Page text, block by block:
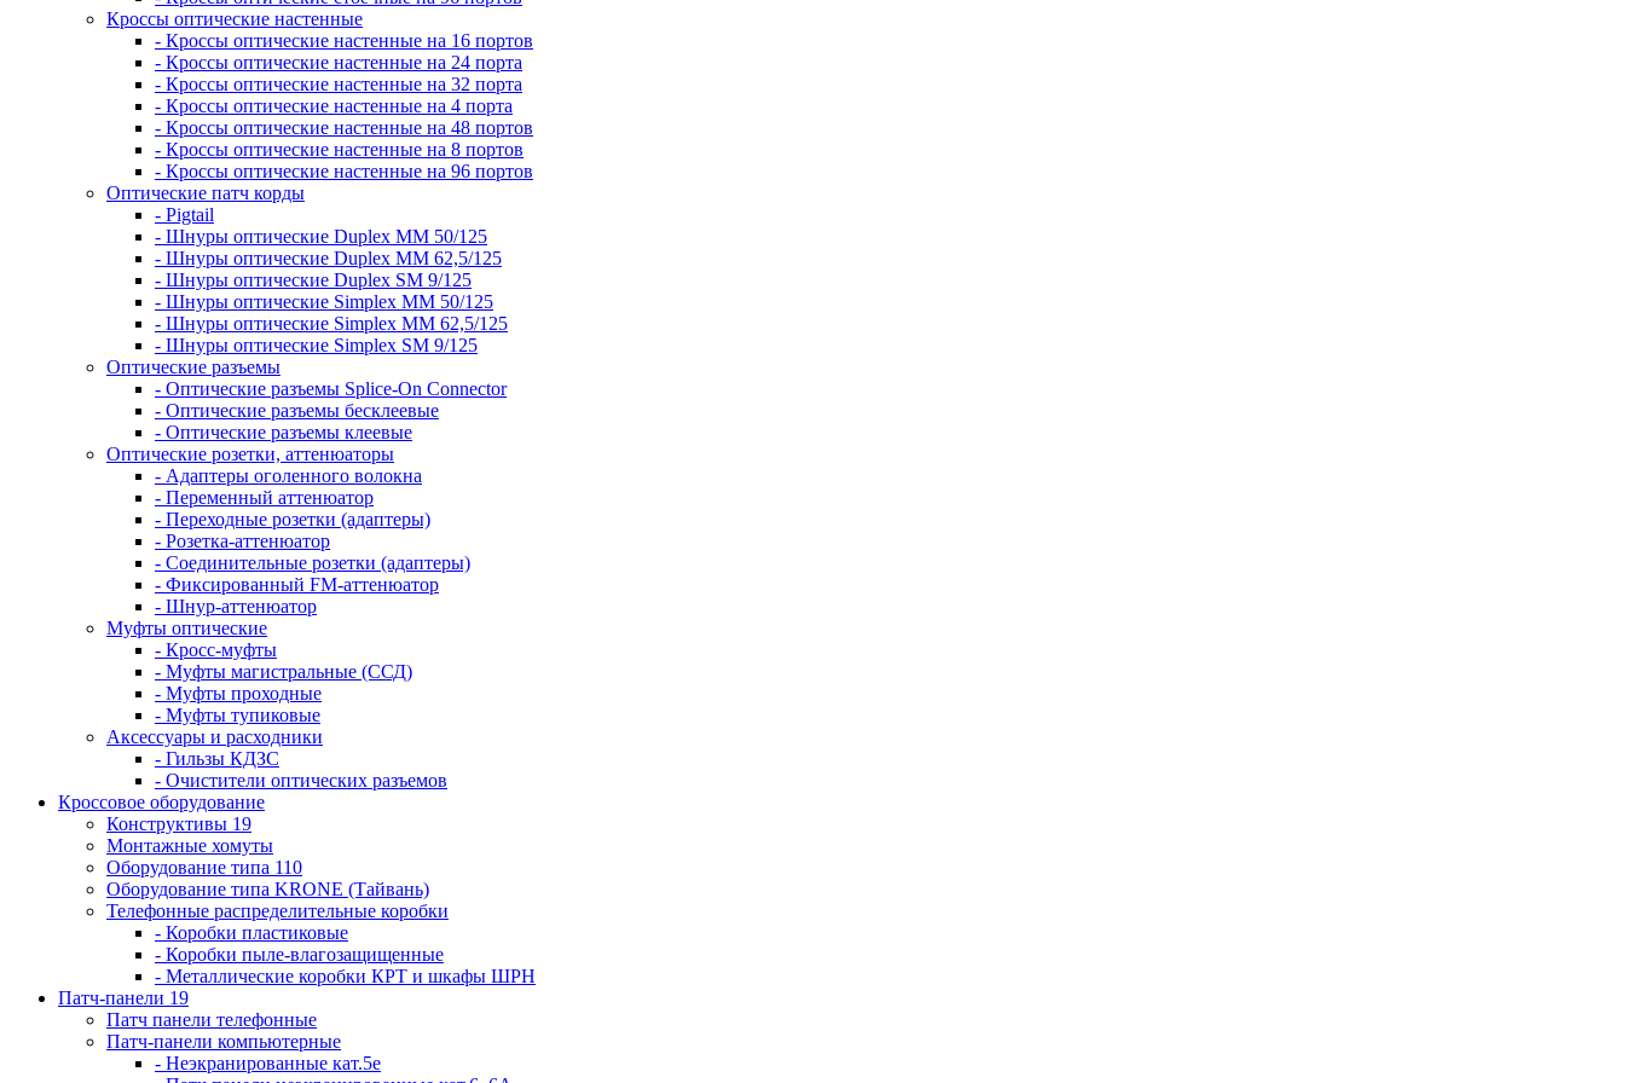
Кроссы оптические настенные
- Кроссы оптические настенные на 16 портов
- Кроссы оптические настенные на 24 порта
- Кроссы оптические настенные на 32 порта
- Кроссы оптические настенные на 4 порта
- Кроссы оптические настенные на 48 портов
- Кроссы оптические настенные на 8 портов
- Кроссы оптические настенные на 96 портов
Оптические патч корды
- Pigtail
- Шнуры оптические Duplex MM 50/125
- Шнуры оптические Duplex MM 62,5/125
- Шнуры оптические Duplex SM 9/125
- Шнуры оптические Simplex MM 50/125
- Шнуры оптические Simplex MM 62,5/125
- Шнуры оптические Simplex SM 9/125
Оптические разъемы
- Оптические разъемы Splice-On Connector
- Оптические разъемы бесклеевые
- Оптические разъемы клеевые
Оптические розетки, аттенюаторы
- Адаптеры оголенного волокна
- Переменный аттенюатор
- Переходные розетки (адаптеры)
- Розетка-аттенюатор
- Соединительные розетки (адаптеры)
- Фиксированный FM-аттенюатор
- Шнур-аттенюатор
Муфты оптические
- Кросс-муфты
- Муфты магистральные (ССД)
- Муфты проходные
- Муфты тупиковые
Аксессуары и расходники
- Гильзы КДЗС
- Очистители оптических разъемов
Кроссовое оборудование
Конструктивы 19
Монтажные хомуты
Оборудование типа 110
Оборудование типа KRONE (Тайвань)
Телефонные распределительные коробки
- Коробки пластиковые
- Коробки пыле-влагозащищенные
- Металлические коробки КРТ и шкафы ШРН
Патч-панели 19
Патч панели телефонные
Патч-панели компьютерные
- Неэкранированные кат.5е